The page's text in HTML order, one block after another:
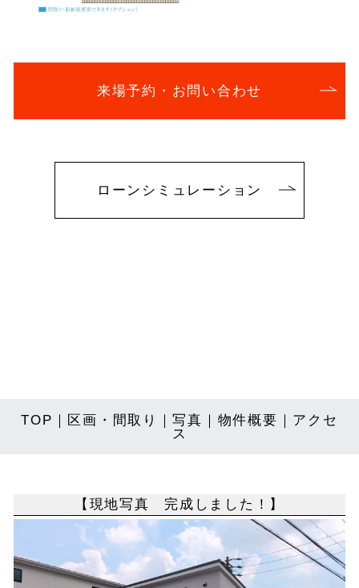
来場予約・お問い合わせ
ローンシミュレーション
TOP ｜ 区画・間取り ｜写真 ｜ 物件概要 ｜ アクセ
ス
【現地写真 完成しました！】